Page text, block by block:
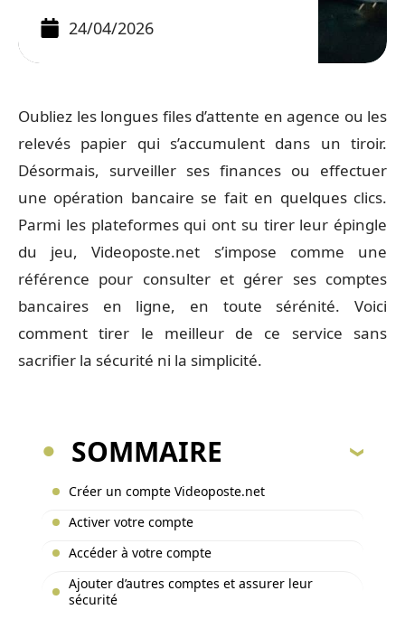
24/04/2026
Oubliez les longues files d’attente en agence ou les
relevés papier qui s’accumulent dans un tiroir.
Désormais, surveiller ses finances ou effectuer
une opération bancaire se fait en quelques clics.
Parmi les plateformes qui ont su tirer leur épingle
du jeu, Videoposte.net s’impose comme une
référence pour consulter et gérer ses comptes
bancaires en ligne, en toute sérénité. Voici
comment tirer le meilleur de ce service sans
sacrifier la sécurité ni la simplicité.
SOMMAIRE
Créer un compte Videoposte.net
Activer votre compte
Accéder à votre compte
Ajouter d’autres comptes et assurer leur
sécurité